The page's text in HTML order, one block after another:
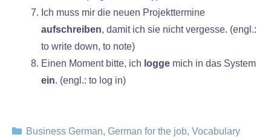
Ich muss mir die neuen Projekttermine
aufschreiben, damit ich sie nicht vergesse. (engl.:
to write down, to note)
Einen Moment bitte, ich logge mich in das System
ein. (engl.: to log in)
Kategorien
Business German, German for the job, Vocabulary